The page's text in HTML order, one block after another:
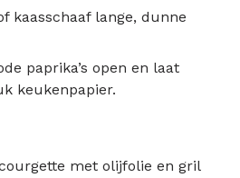
kaasschaaf lange, dunne
paprika’s open en laat
keukenpapier.
met olijfolie en gril